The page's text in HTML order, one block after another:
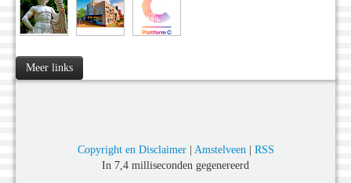
Meer links
Copyright en Disclaimer| Amstelveen| RSS
In 7,4 milliseconden gegenereerd